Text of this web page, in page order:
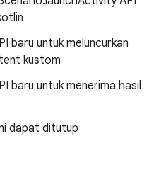
baru untuk meluncurkan
kustom
baru untuk menerima hasil
dapat ditutup